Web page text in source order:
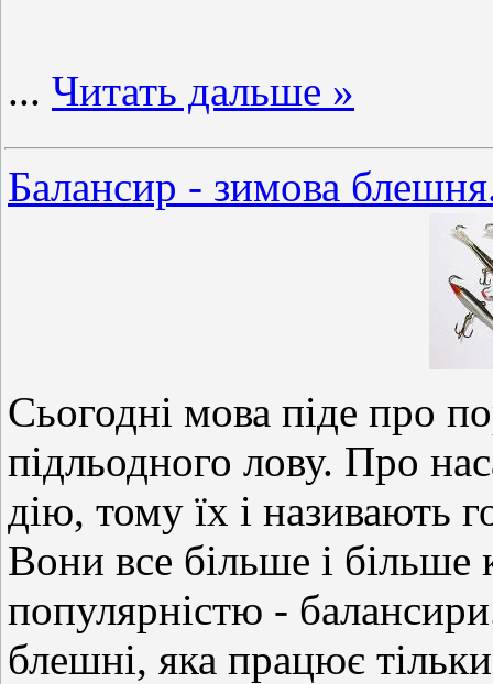
... Читать дальше »
Балансир - зимова
Сьогодні мова піде про
підльодного лову. Про
дію, тому їх і називають
Вони все більше і більше
популярністю -
блешні, яка працює